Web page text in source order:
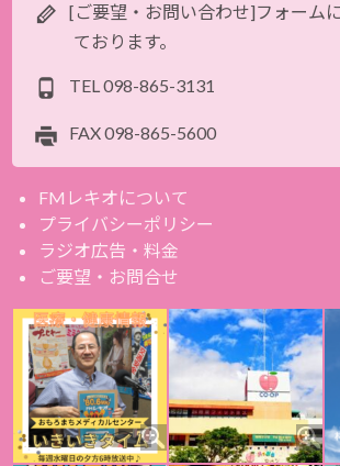
[ご要望・お問い合わせ]フォーム
ております。
TEL098-865-3131
FAX098-865-5600
FMレキオについて
プライバシーポリシー
ラジオ広告・料金
ご要望・お問合せ